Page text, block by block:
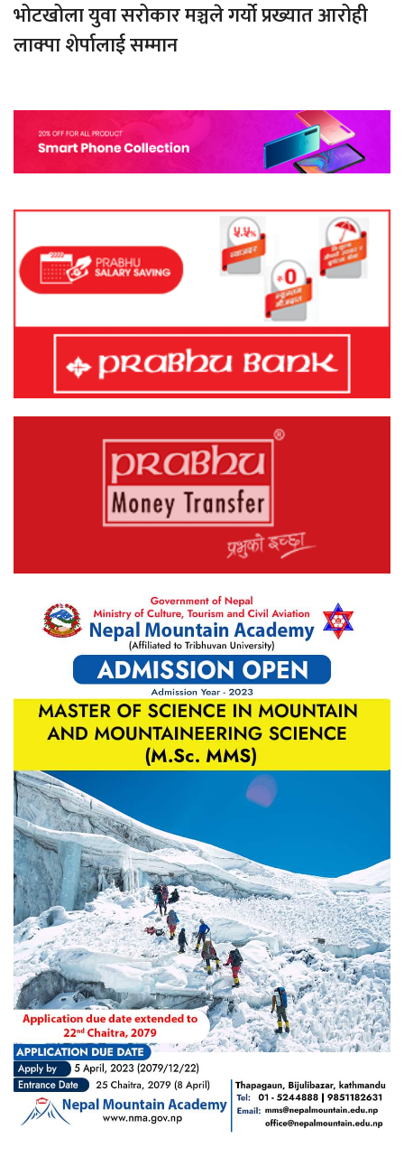
भोटखोला युवा सरोकार मञ्चले गर्यो प्रख्यात आरोही
लाक्पा शेर्पालाई सम्मान